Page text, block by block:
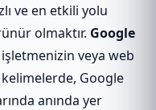
ve en etkili yolu
olmaktır. Google
veya web
Google
anında yer